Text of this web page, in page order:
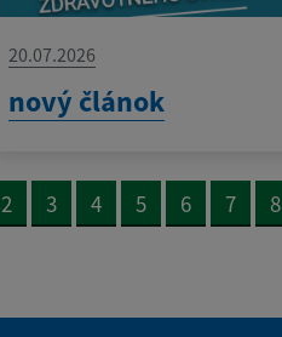
20.07.2026
nový článok
2 3 4 5 6 7 8